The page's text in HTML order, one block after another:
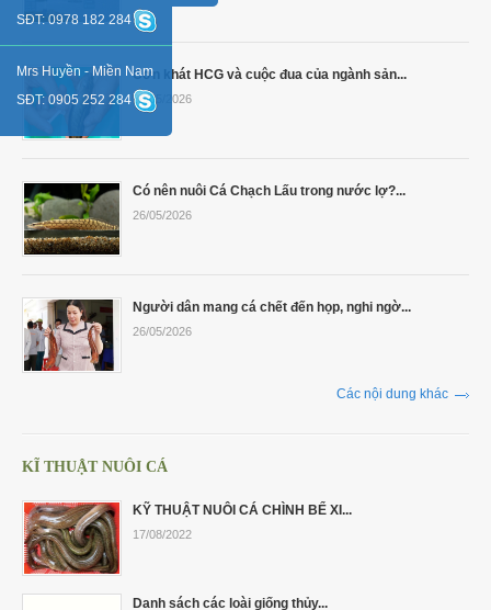
Cơn khát HCG và cuộc đua của ngành sản...
30/05/2026
Có nên nuôi Cá Chạch Lấu trong nước lợ?...
26/05/2026
Người dân mang cá chết đến họp, nghi ngờ...
26/05/2026
Các nội dung khác
KĨ THUẬT NUÔI CÁ
KỸ THUẬT NUÔI CÁ CHÌNH BỂ XI...
17/08/2022
Danh sách các loài giống thủy...
SĐT: 0978 182 284
Mrs Huyền - Miền Nam
SĐT: 0905 252 284